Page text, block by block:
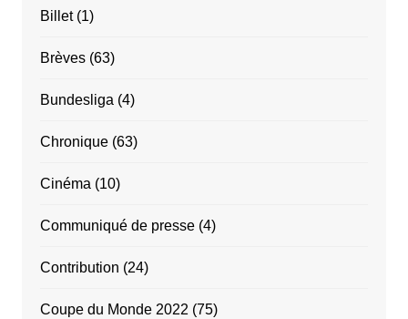
Billet(1)
Brèves(63)
Bundesliga (4)
Chronique(63)
Cinéma (10)
Communiqué de presse(4)
Contribution (24)
Coupe du Monde 2022 (75)